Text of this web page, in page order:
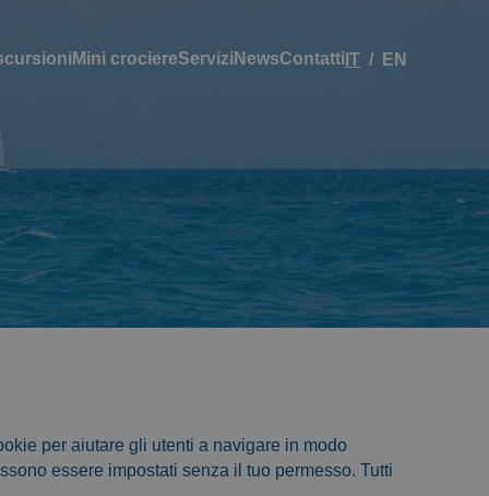
Mini crociereServizi NewsContatti IT EN
per aiutare gli utenti a navigare in modo
essere impostati senza il tuo permesso. Tutti